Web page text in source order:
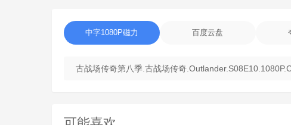
中字1080P磁力 百度云盘
古战场传奇第八季.古战场传奇